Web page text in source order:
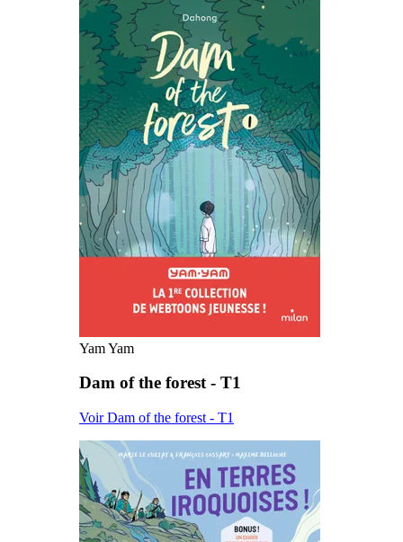
Yam Yam
Dam of the forest - T1
Voir Dam of the forest - T1